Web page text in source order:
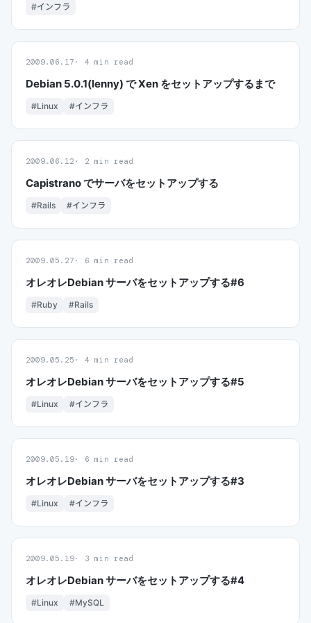
#インフラ
2009.06.17 4 min read
Debian 5.0.1(lenny) で Xen をセットアップするまで
#Linux #インフラ
2009.06.12 2 min read
Capistrano でサーバをセットアップする
#Rails #インフラ
2009.05.27 6 min read
オレオレDebian サーバをセットアップする#6
#Ruby #Rails
2009.05.25 4 min read
オレオレDebian サーバをセットアップする#5
#Linux #インフラ
2009.05.19 6 min read
オレオレDebian サーバをセットアップする#3
#Linux #インフラ
2009.05.19 3 min read
オレオレDebian サーバをセットアップする#4
#Linux #MySQL